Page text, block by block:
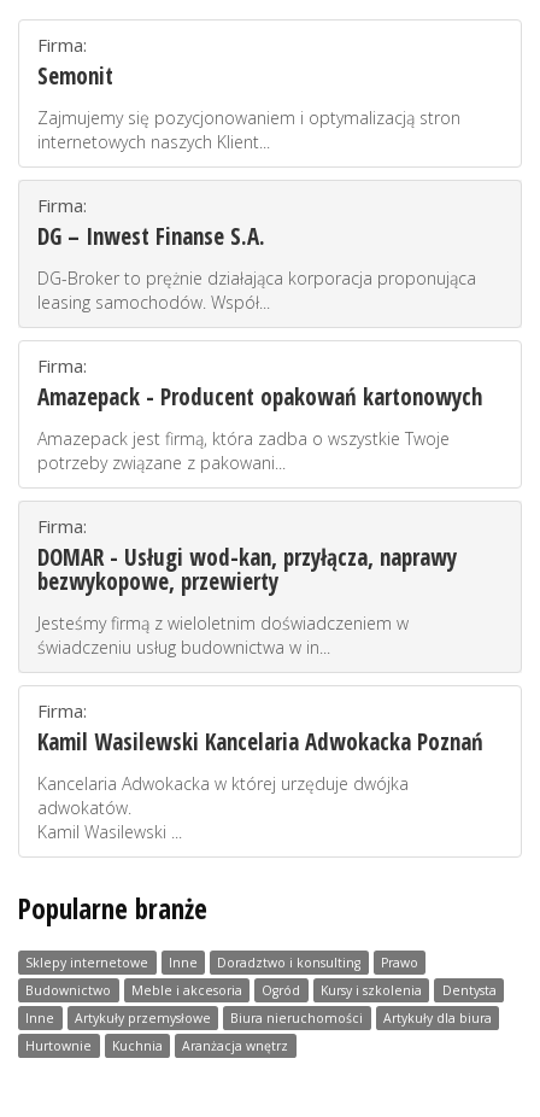
Firma:
Semonit
Zajmujemy się pozycjonowaniem i optymalizacją stron
internetowych naszych Klient...
Firma:
DG – Inwest Finanse S.A.
DG-Broker to prężnie działająca korporacja proponująca
leasing samochodów. Współ...
Firma:
Amazepack - Producent opakowań kartonowych
Amazepack jest firmą, która zadba o wszystkie Twoje
potrzeby związane z pakowani...
Firma:
DOMAR - Usługi wod-kan, przyłącza, naprawy
bezwykopowe, przewierty
Jesteśmy firmą z wieloletnim doświadczeniem w
świadczeniu usług budownictwa w in...
Firma:
Kamil Wasilewski Kancelaria Adwokacka Poznań
Kancelaria Adwokacka w której urzęduje dwójka
adwokatów.
Kamil Wasilewski ...
Popularne branże
Sklepy internetowe Inne Doradztwo i konsulting
Prawo
Budownictwo
Meble i akcesoria Ogród Kursy i szkolenia
Dentysta
Inne
Artykuły przemysłowe Biura nieruchomości
Artykuły dla biura
Hurtownie
Kuchnia Aranżacja wnętrz